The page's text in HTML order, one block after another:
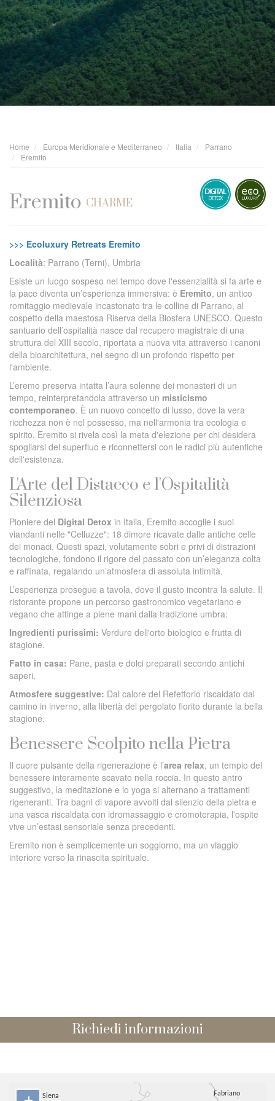
Home Europa Meridionale e Mediterraneo Italia
Parrano
Eremito
Eremito CHARME
>>> Ecoluxury Retreats Eremito
Località: Parrano (Terni), Umbria
Esiste un luogo sospeso nel tempo dove l'essenzialità si fa arte e
la pace diventa un’esperienza immersiva: è Eremito, un antico
romitaggio medievale incastonato tra le colline di Parrano, al
cospetto della maestosa Riserva della Biosfera UNESCO. Questo
santuario dell’ospitalità nasce dal recupero magistrale di una
struttura del XIII secolo, riportata a nuova vita attraverso i canoni
della bioarchitettura, nel segno di un profondo rispetto per
l'ambiente.
L’eremo preserva intatta l’aura solenne dei monasteri di un
tempo, reinterpretandola attraverso un misticismo
contemporaneo. È un nuovo concetto di lusso, dove la vera
ricchezza non è nel possesso, ma nell'armonia tra ecologia e
spirito. Eremito si rivela così la meta d'elezione per chi desidera
spogliarsi del superfluo e riconnettersi con le radici più autentiche
dell'esistenza.
L'Arte del Distacco e l'Ospitalità
Silenziosa
Pioniere del Digital Detox in Italia, Eremito accoglie i suoi
viandanti nelle "Celluzze": 18 dimore ricavate dalle antiche celle
dei monaci. Questi spazi, volutamente sobri e privi di distrazioni
tecnologiche, fondono il rigore del passato con un’eleganza colta
e raffinata, regalando un’atmosfera di assoluta intimità.
L’esperienza prosegue a tavola, dove il gusto incontra la salute. Il
ristorante propone un percorso gastronomico vegetariano e
vegano che attinge a piene mani dalla tradizione umbra:
Ingredienti purissimi: Verdure dell'orto biologico e frutta di
stagione.
Fatto in casa: Pane, pasta e dolci preparati secondo antichi
saperi.
Atmosfere suggestive: Dal calore del Refettorio riscaldato dal
camino in inverno, alla libertà del pergolato fiorito durante la bella
stagione.
Benessere Scolpito nella Pietra
Il cuore pulsante della rigenerazione è l’area relax, un tempio del
benessere interamente scavato nella roccia. In questo antro
suggestivo, la meditazione e lo yoga si alternano a trattamenti
rigeneranti. Tra bagni di vapore avvolti dal silenzio della pietra e
una vasca riscaldata con idromassaggio e cromoterapia, l'ospite
vive un’estasi sensoriale senza precedenti.
Eremito non è semplicemente un soggiorno, ma un viaggio
interiore verso la rinascita spirituale.
Richiedi informazioni